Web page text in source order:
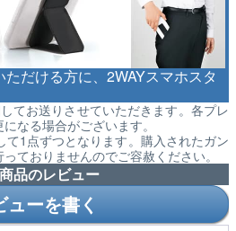
だける方に、2WAYスマホスタ
てお送りさせていただきます。各プレ
なる場合がございます。
1点ずつとなります。購入されたガン
ておりませんのでご容赦ください。
品のレビュー
ューを書く